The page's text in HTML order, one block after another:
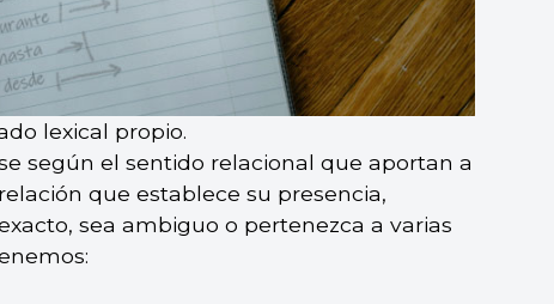
lexical propio.
según el sentido relacional que aportan a
que establece su presencia,
sea ambiguo o pertenezca a varias